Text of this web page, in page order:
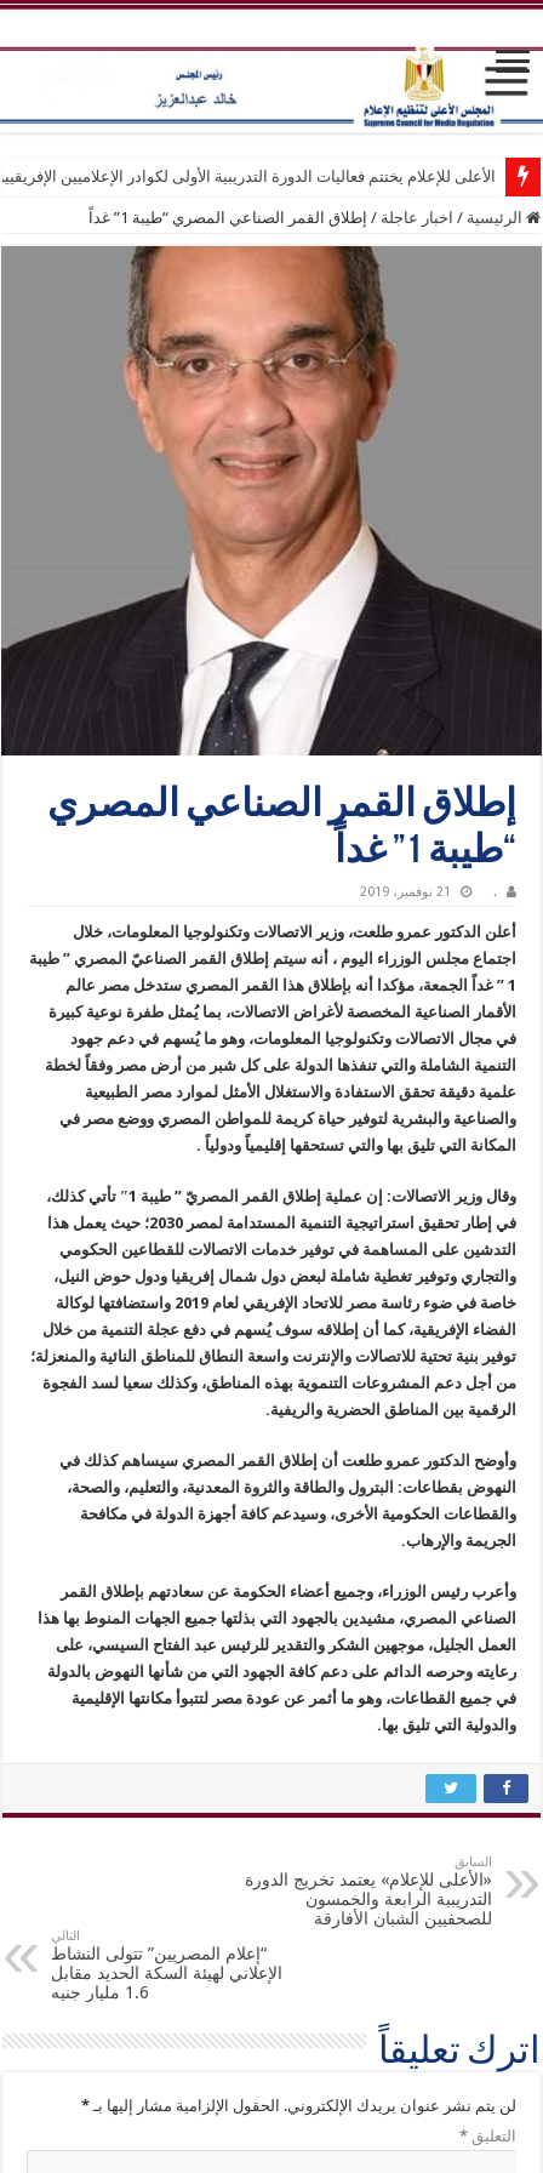
الأعلى للإعلام يختتم فعاليات الدورة التدريبية الأولى لكوادر الإعلاميين
الرئيسية / اخبار عاجلة / إطلاق القمر الصناعي المصري “طيبة 1” غداً
إطلاق القمر الصناعي المصري
“طيبة 1” غداً
. 21 نوفمبر، 2019
أعلن الدكتور عمرو طلعت، وزير الاتصالات وتكنولوجيا المعلومات، خلال
اجتماع مجلس الوزراء اليوم ، أنه سيتم إطلاق القمر الصناعيّ المصري ” طيبة
1 ” غداً الجمعة، مؤكدا أنه بإطلاق هذا القمر المصري ستدخل مصر عالم
الأقمار الصناعية المخصصة لأغراض الاتصالات، بما يُمثل طفرة نوعية كبيرة
في مجال الاتصالات وتكنولوجيا المعلومات، وهو ما يُسهم في دعم جهود
التنمية الشاملة والتي تنفذها الدولة على كل شبر من أرض مصر وفقاً لخطة
علمية دقيقة تحقق الاستفادة والاستغلال الأمثل لموارد مصر الطبيعية
والصناعية والبشرية لتوفير حياة كريمة للمواطن المصري ووضع مصر في
المكانة التي تليق بها والتي تستحقها إقليمياً ودولياً .
وقال وزير الاتصالات: إن عملية إطلاق القمر المصريّ ” طيبة 1″ تأتي كذلك،
في إطار تحقيق استراتيجية التنمية المستدامة لمصر 2030؛ حيث يعمل هذا
التدشين على المساهمة في توفير خدمات الاتصالات للقطاعين الحكومي
والتجاري وتوفير تغطية شاملة لبعض دول شمال إفريقيا ودول حوض النيل،
خاصة في ضوء رئاسة مصر للاتحاد الإفريقي لعام 2019 واستضافتها لوكالة
الفضاء الإفريقية، كما أن إطلاقه سوف يُسهم في دفع عجلة التنمية من خلال
توفير بنية تحتية للاتصالات والإنترنت واسعة النطاق للمناطق النائية والمنعزلة؛
من أجل دعم المشروعات التنموية بهذه المناطق، وكذلك سعيا لسد الفجوة
الرقمية بين المناطق الحضرية والريفية.
وأوضح الدكتور عمرو طلعت أن إطلاق القمر المصري سيساهم كذلك في
النهوض بقطاعات: البترول والطاقة والثروة المعدنية، والتعليم، والصحة،
والقطاعات الحكومية الأخرى، وسيدعم كافة أجهزة الدولة في مكافحة
الجريمة والإرهاب.
وأعرب رئيس الوزراء، وجميع أعضاء الحكومة عن سعادتهم بإطلاق القمر
الصناعي المصري، مشيدين بالجهود التي بذلتها جميع الجهات المنوط بها هذا
العمل الجليل، موجهين الشكر والتقدير للرئيس عبد الفتاح السيسي، على
رعايته وحرصه الدائم على دعم كافة الجهود التي من شأنها النهوض بالدولة
في جميع القطاعات، وهو ما أثمر عن عودة مصر لتتبوأ مكانتها الإقليمية
والدولية التي تليق بها.
السابق
«الأعلى للإعلام» يعتمد تخريج الدورة
التدريبية الرابعة والخمسون
للصحفيين الشبان الأفارقة
التالي
“إعلام المصريين” تتولى النشاط
الإعلاني لهيئة السكة الحديد مقابل
1.6 مليار جنيه
اترك تعليقاً
لن يتم نشر عنوان بريدك الإلكتروني. الحقول الإلزامية مشار إليها بـ*
التعليق*